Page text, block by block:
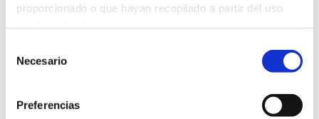
proporcionado o que hayan recopilado a partir del uso
Necesario
Preferencias
nuestra
newsletter